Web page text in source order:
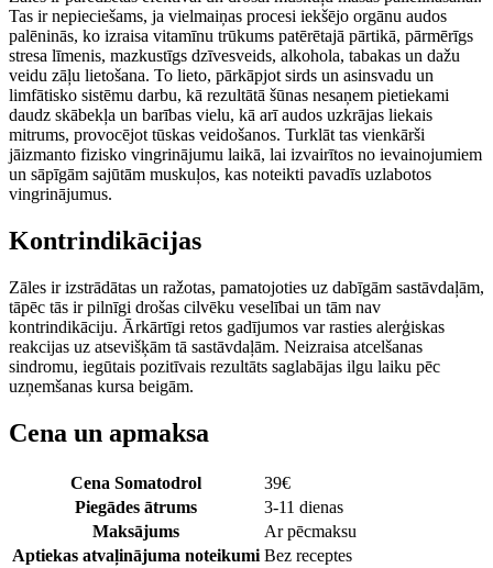
Tas ir nepieciešams, ja vielmaiņas procesi iekšējo orgānu audos
palēninās, ko izraisa vitamīnu trūkums patērētajā pārtikā, pārmērīgs
stresa līmenis, mazkustīgs dzīvesveids, alkohola, tabakas un dažu
veidu zāļu lietošana. To lieto, pārkāpjot sirds un asinsvadu un
limfātisko sistēmu darbu, kā rezultātā šūnas nesaņem pietiekami
daudz skābekļa un barības vielu, kā arī audos uzkrājas liekais
mitrums, provocējot tūskas veidošanos. Turklāt tas vienkārši
jāizmanto fizisko vingrinājumu laikā, lai izvairītos no ievainojumiem
un sāpīgām sajūtām muskuļos, kas noteikti pavadīs uzlabotos
vingrinājumus.
Kontrindikācijas
Zāles ir izstrādātas un ražotas, pamatojoties uz dabīgām sastāvdaļām,
tāpēc tās ir pilnīgi drošas cilvēku veselībai un tām nav
kontrindikāciju. Ārkārtīgi retos gadījumos var rasties alerģiskas
reakcijas uz atsevišķām tā sastāvdaļām. Neizraisa atcelšanas
sindromu, iegūtais pozitīvais rezultāts saglabājas ilgu laiku pēc
uzņemšanas kursa beigām.
Cena un apmaksa
Cena Somatodrol 39€
Piegādes ātrums
3-11 dienas
Maksājums
Ar pēcmaksu
Aptiekas atvaļinājuma noteikumi Bez receptes